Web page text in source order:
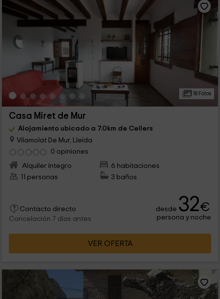
18 Fotos
Casa Miret de Mur
Alojamiento ubicado a 7.0km de Cellers
Vilamolat De Mur, Lleida
0 opiniones
Alquiler íntegro
6 habitaciones
11 personas
3 baños
Contacto directo
Cancelación 7 días antes
desde 32€
persona y noche
VER OFERTA